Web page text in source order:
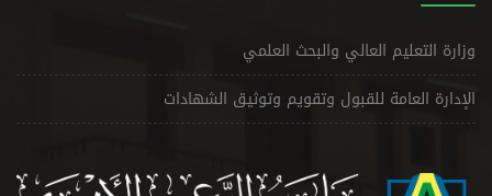
وزارة التعليم العالي والبحث العلمي
الإدارة العامة للقبول وتقويم وتوثيق الشهادات